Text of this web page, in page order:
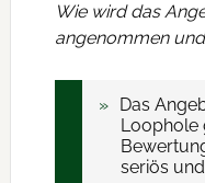
Wie wird das
angenommen
Das
Loophole
seriös